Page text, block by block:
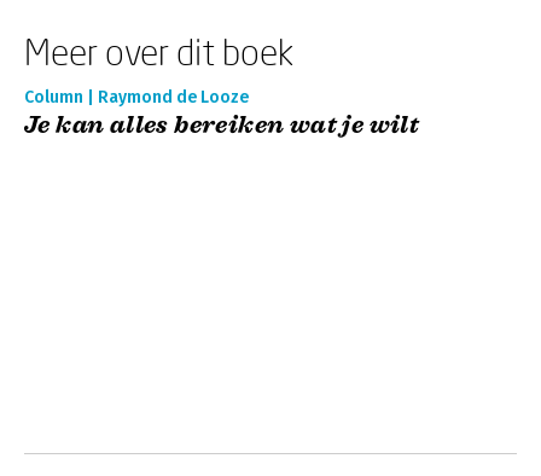
Meer over dit boek
Column | Raymond de Looze
Je kan alles bereiken wat je wilt